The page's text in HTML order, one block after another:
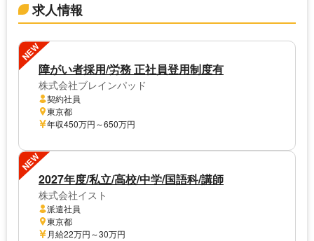
求人情報
NEW
障がい者採用/労務 正社員登用制度有
株式会社ブレインパッド
契約社員
東京都
年収450万円～650万円
NEW
2027年度/私立/高校/中学/国語科/講師
株式会社イスト
派遣社員
東京都
月給22万円～30万円